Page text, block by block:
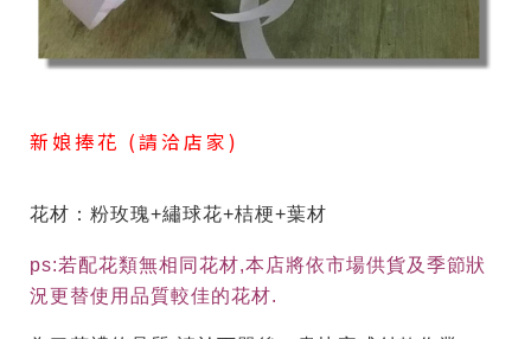
新娘捧花 (請洽店家)
花材：粉玫瑰+繡球花+桔梗+葉材
ps:若配花類無相同花材,本店將依市場供貨及季節狀
況更替使用品質較佳的花材.